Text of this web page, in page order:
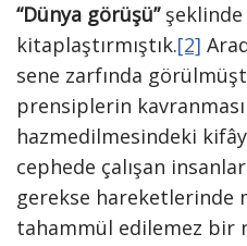
“Dünya görüşü”şeklinde
kitaplaştırmıştık.[2]
sene zarfında
prensiplerin
hazmedilmesindeki
cephede çalışan
gerekse hareketlerinde
tahammül edilemez bir